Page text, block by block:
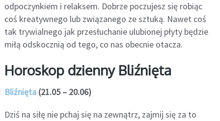
odpoczynkiem i relaksem. Dobrze poczujesz się robiąc
coś kreatywnego lub związanego ze sztuką. Nawet coś
tak trywialnego jak przesłuchanie ulubionej płyty będzie
miłą odskocznią od tego, co nas obecnie otacza.
Horoskop dzienny Bliźnięta
Bliźnięta(21.05 – 20.06)
Dziś na siłę nie pchaj się na zewnątrz, zajmij się za to